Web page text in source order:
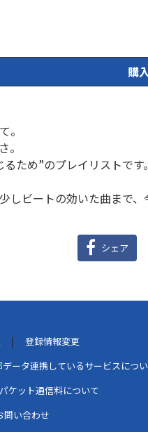
購
。
。
ため”のプレイリストです。
しビートの効いた曲まで
シェア
登録情報変更
データ連携しているサービスにつ
パケット通信料について
問い合わせ